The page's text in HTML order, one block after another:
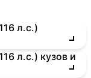
л.с.)
л.с.) кузов и